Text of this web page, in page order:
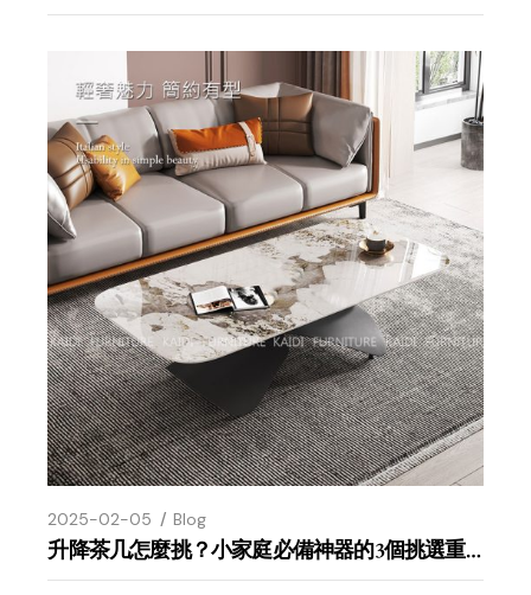
2025-02-05 Blog
升降茶几怎麼挑？小家庭必備神器的3個挑選重點